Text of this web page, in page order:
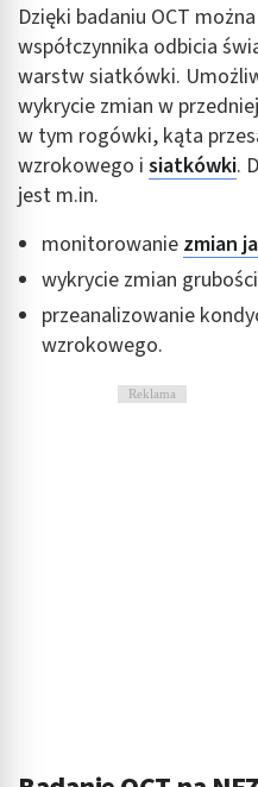
Dzięki badaniu OCT
współczynnika odbicia
warstw siatkówki.
wykrycie zmian w
w tym rogówki, kąta
wzrokowego i siatkówki.
jest m.in.
monitorowanie zmian
wykrycie zmian
przeanalizowanie
wzrokowego.
Reklama